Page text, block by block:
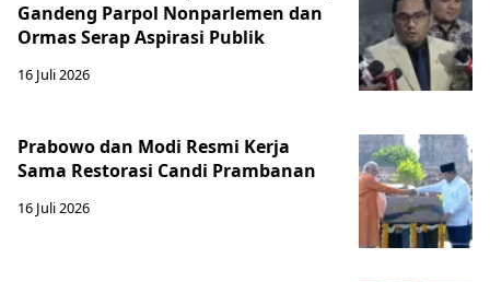
Gandeng Parpol Nonparlemen dan
Ormas Serap Aspirasi Publik
16 Juli 2026
Prabowo dan Modi Resmi Kerja
Sama Restorasi Candi Prambanan
16 Juli 2026